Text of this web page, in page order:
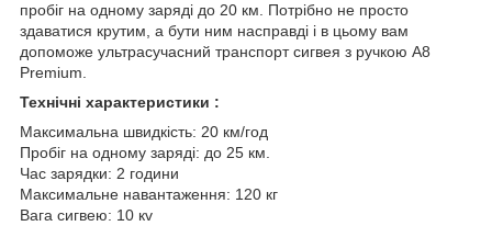
пробіг на одному заряді до 20 км. Потрібно не просто
здаватися крутим, а бути ним насправді і в цьому вам
допоможе ультрасучасний транспорт сигвея з ручкою A8
Premium.
Технічні характеристики :
Максимальна швидкість: 20 км/год
Пробіг на одному заряді: до 25 км.
Час зарядки: 2 години
Максимальне навантаження: 120 кг
Вага сигвею: 10 кv